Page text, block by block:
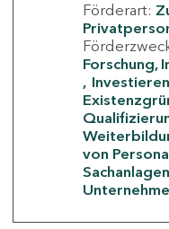
Förderart:
Forschung,
von